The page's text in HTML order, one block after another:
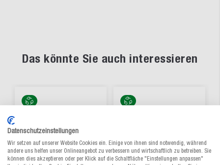
Das könnte Sie auch interessieren
Datenschutzeinstellungen
Wir setzen auf unserer Website Cookies ein. Einige von ihnen sind notwendig, während
andere uns helfen unser Onlineangebot zu verbessern und wirtschaftlich zu betreiben. Sie
können dies akzeptieren oder per Klick auf die Schaltfläche "Einstellungen anpassen"